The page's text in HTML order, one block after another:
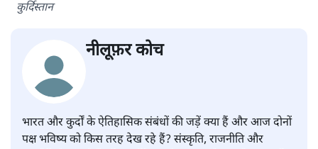
कुर्दिस्तान
नीलूफ़र कोच
भारत और कुर्दों के ऐतिहासिक संबंधों की जड़ें क्या हैं और आज दोनों
पक्ष भविष्य को किस तरह देख रहे हैं? संस्कृति, राजनीति और